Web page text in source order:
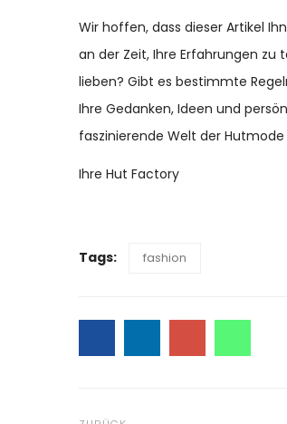
Wir hoffen, dass dieser Artikel
an der Zeit, Ihre Erfahrungen zu
lieben? Gibt es bestimmte
Ihre Gedanken, Ideen und
faszinierende Welt der
Ihre Hut Factory
Tags: fashion